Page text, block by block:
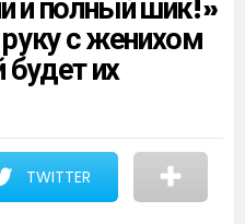
с женихом
будет их
TWITTER